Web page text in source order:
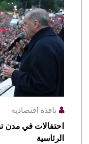
نافذة اقتصادية
احتفالات في مدن
الرئاسية